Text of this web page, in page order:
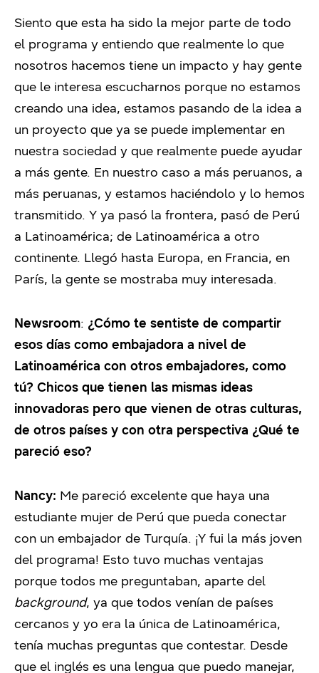
Siento que esta ha sido la mejor parte de todo
el programa y entiendo que realmente lo que
nosotros hacemos tiene un impacto y hay gente
que le interesa escucharnos porque no estamos
creando una idea, estamos pasando de la idea a
un proyecto que ya se puede implementar en
nuestra sociedad y que realmente puede ayudar
a más gente. En nuestro caso a más peruanos, a
más peruanas, y estamos haciéndolo y lo hemos
transmitido. Y ya pasó la frontera, pasó de Perú
a Latinoamérica; de Latinoamérica a otro
continente. Llegó hasta Europa, en Francia, en
París, la gente se mostraba muy interesada.
Newsroom: ¿Cómo te sentiste de compartir
esos días como embajadora a nivel de
Latinoamérica con otros embajadores, como
tú? Chicos que tienen las mismas ideas
innovadoras pero que vienen de otras culturas,
de otros países y con otra perspectiva ¿Qué te
pareció eso?
Nancy: Me pareció excelente que haya una
estudiante mujer de Perú que pueda conectar
con un embajador de Turquía. ¡Y fui la más joven
del programa! Esto tuvo muchas ventajas
porque todos me preguntaban, aparte del
background, ya que todos venían de países
cercanos y yo era la única de Latinoamérica,
tenía muchas preguntas que contestar. Desde
que el inglés es una lengua que puedo manejar,